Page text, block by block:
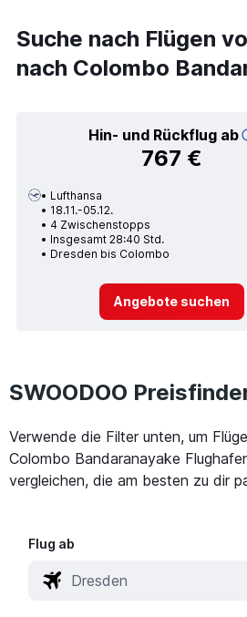
Suche nach Flügen
nach Colombo
Hin- und Rückflug ab
767 €
Lufthansa
18.11.-05.12.
4 Zwischenstopps
Insgesamt 28:40 Std.
Dresden bis Colombo
Angebote suchen
SWOODOO
Verwende die Filter unten, um
Colombo Bandaranayake
vergleichen, die am besten zu dir
Flug ab